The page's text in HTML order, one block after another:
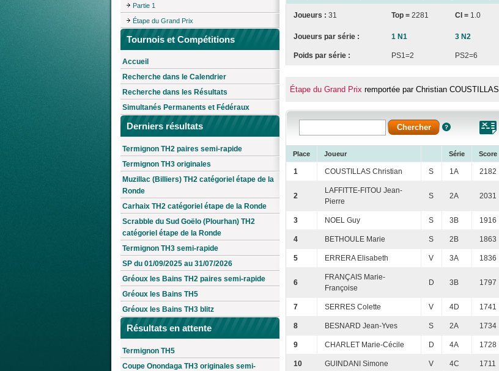
Partie 1
Étape du Grand Prix
Tournois et Compétitions
Accueil
Recherche dans le Calendrier
Recherche dans les Résultats
Simultanés Permanents et Fédéraux
Derniers résultats
Termignon TH2 paires semi-rapide
Termignon TH3 originales
Muzillac (Billiers) TH2 catégoriel étape de la
Ronde
Carhaix TH2 catégoriel étape de la Ronde
Scrabble du Sud Goëlo (Plourhan) TH2
catégoriel étape de la Ronde
Termignon TH3 semi-rapide
SP du 01/09/2025 au 31/07/2026
Gréoux les Bains TH2 paires semi-rapide
Gréoux les Bains TH5
Gréoux les Bains TH3 blitz
Résultats en attente
Termignon TH5
Coupe Onondaga TH3 originales semi-
Joueurs : 31 Top = 2281 CI = 1.0
Joueurs par série : 1 N1 3 N2
Poids par série : PS1=2 PS2=6
Étape du Grand Prix remportée par Christian COUSTILLAS
Place Joueur Série Score
1 COUSTILLAS Christian S 1A 2182
2
LAFFITTE-FITOU Jean-
Pierre
S 2A 2031
3 NOEL Guy S 3B 1916
4 BETHOULE Marie S 2B 1863
5 ERRERA Elisabeth V 3A 1836
6
FRANÇAIS Marie-
Françoise
D 3B 1797
7 SERRES Colette V 4D 1741
8 BESNARD Jean-Yves S 2A 1734
9 CHARLET Marie-Cécile D 4A 1728
10 GUINDANI Simone V 4C 1711